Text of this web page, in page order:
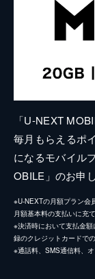
「U-NEXT
毎月もらえるポ
になるモバイル
OBILE」のお申
※U-NEXTの月額プラン会
月額基本料の支払いに充て
※決済時において支払金
録のクレジットカードで
※通話料、SMS通信料、